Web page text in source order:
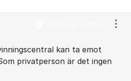
kan ta emot
privatperson är det ingen